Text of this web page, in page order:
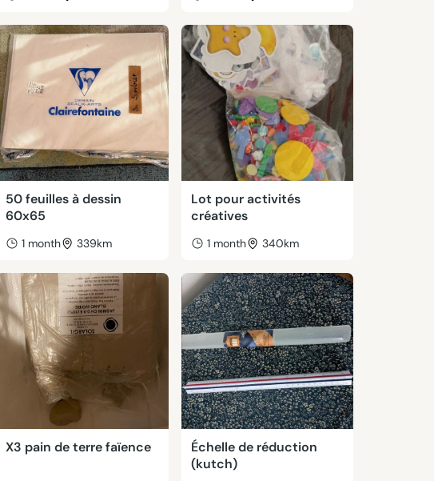
50 feuilles à dessin
60x65
1 month 339km
Lot pour activités
créatives
1 month 340km
X3 pain de terre faïence
Échelle de réduction
(kutch)